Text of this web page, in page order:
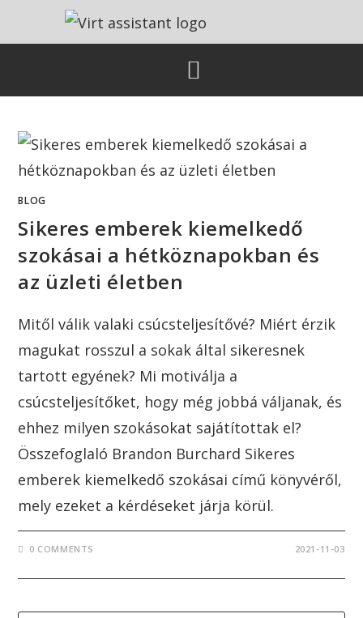
BLOG
Sikeres emberek kiemelkedő
szokásai a hétköznapokban és
az üzleti életben
Mitől válik valaki csúcsteljesítővé? Miért érzik
magukat rosszul a sokak által sikeresnek
tartott egyének? Mi motiválja a
csúcsteljesítőket, hogy még jobbá váljanak, és
ehhez milyen szokásokat sajátítottak el?
Összefoglaló Brandon Burchard Sikeres
emberek kiemelkedő szokásai című könyvéről,
mely ezeket a kérdéseket járja körül.
0 COMMENTS 2021-11-03